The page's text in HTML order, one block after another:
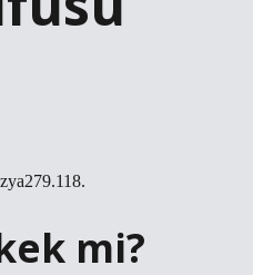
mi?